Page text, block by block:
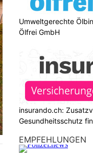
Umweltgerechte
Ölfrei GmbH
insurando.ch:
Gesundheitsschutz
EMPFEHLUNGEN